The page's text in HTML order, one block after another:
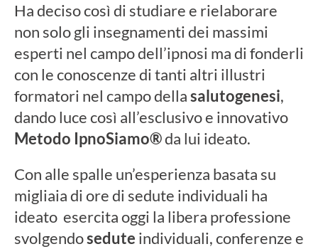
Ha deciso così di studiare e rielaborare
non solo gli insegnamenti dei massimi
esperti nel campo dell’ipnosi ma di fonderli
con le conoscenze di tanti altri illustri
formatori nel campo dellasalutogenesi,
dando luce così all’esclusivo e innovativo
Metodo IpnoSiamo®da lui ideato.
Con alle spalle un’esperienza basata su
migliaia di ore di sedute individuali ha
ideato esercita oggi la libera professione
svolgendosedute individuali, conferenze e